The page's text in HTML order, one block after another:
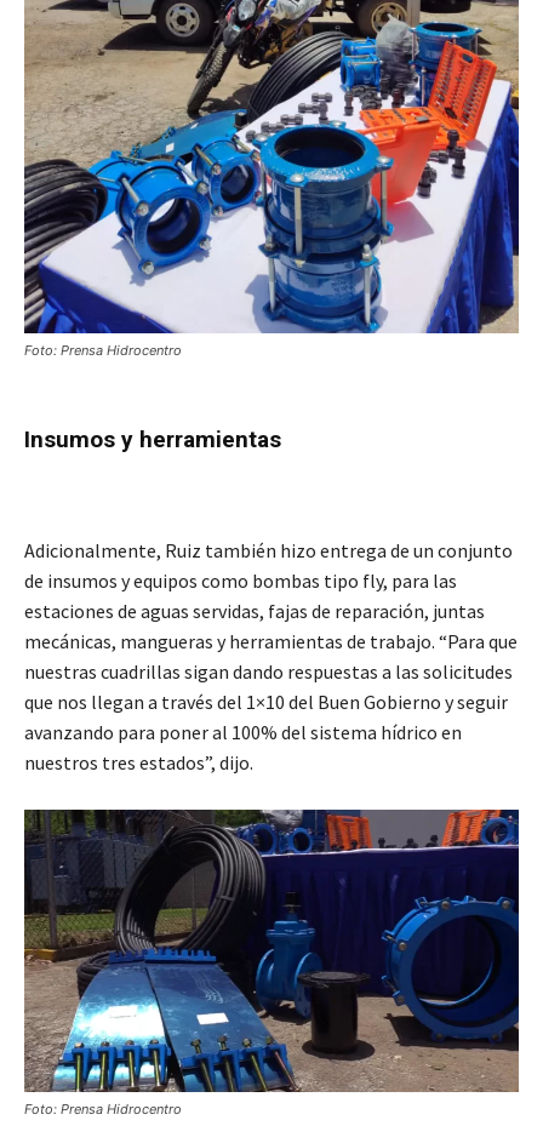
Foto: Prensa Hidrocentro
Insumos y herramientas
Adicionalmente, Ruiz también hizo entrega de un conjunto
de insumos y equipos como bombas tipo fly, para las
estaciones de aguas servidas, fajas de reparación, juntas
mecánicas, mangueras y herramientas de trabajo. “Para que
nuestras cuadrillas sigan dando respuestas a las solicitudes
que nos llegan a través del 1×10 del Buen Gobierno y seguir
avanzando para poner al 100% del sistema hídrico en
nuestros tres estados”, dijo.
Foto: Prensa Hidrocentro